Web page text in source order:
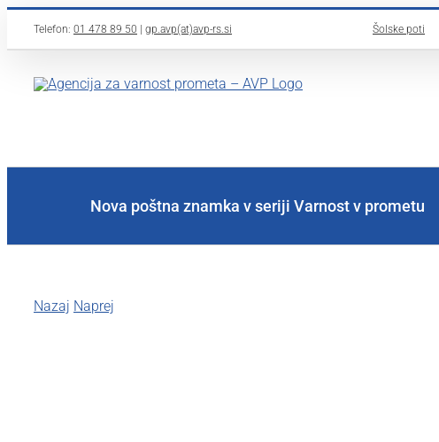
Telefon: 01 478 89 50 gp.avp(at)avp-rs.si Šolske poti
Nova poštna znamka v seriji Varnost v prometu
Nazaj Naprej